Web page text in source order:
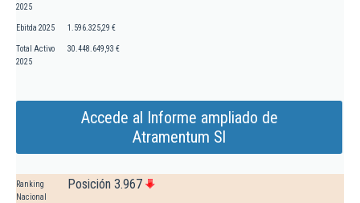
2025
Ebitda 2025 1.596.325,29 €
Total Activo
2025
30.448.649,93 €
Accede al Informe ampliado de
Atramentum Sl
Ranking
Nacional
Posición 3.967